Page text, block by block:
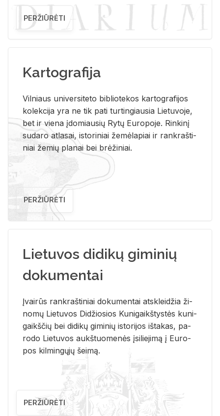
PERŽIŪRĖTI
Kartografija
Vil­niaus uni­ver­si­te­to bi­b­lio­te­kos kar­to­gra­fi­jos
ko­lek­ci­ja yra ne tik pati tur­tin­giau­sia Lie­tu­vo­je,
bet ir vie­na įdo­miau­sių Rytų Eu­ro­po­je. Rin­ki­nį
su­da­ro at­la­sai, is­to­ri­niai že­mė­la­piai ir rank­raš­ti­
niai že­mių pla­nai bei brė­ži­niai.
PERŽIŪRĖTI
Lietuvos didikų giminių
dokumentai
Įvai­rūs rank­raš­ti­niai do­ku­men­tai at­sklei­džia ži­
no­mų Lie­tu­vos Di­džio­sios Ku­ni­gaikš­tys­tės ku­ni­
gaikš­čių bei di­di­kų gi­mi­nių is­to­ri­jos iš­ta­kas, pa­
ro­do Lie­tu­vos aukš­tuo­me­nės įsi­lie­ji­mą į Eu­ro­
pos kil­min­gų­jų šei­mą.
PERŽIŪRĖTI